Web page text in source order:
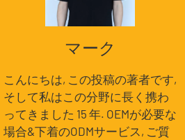
マーク
こんにちは, この投稿の著者です,
そして私はこの分野に長く携わ
ってきました 15 年. OEMが必要な
場合&下着のODMサービス, ご質